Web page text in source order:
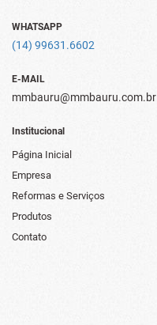
WHATSAPP
(14) 99631.6602
E-MAIL
mmbauru@mmbauru.com.br
Institucional
Página Inicial
Empresa
Reformas e Serviços
Produtos
Contato